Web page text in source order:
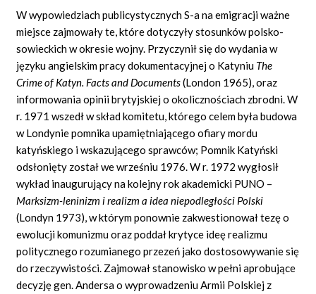
W wypowiedziach publicystycznych S-a na emigracji ważne
miejsce zajmowały te, które dotyczyły stosunków polsko-
sowieckich w okresie wojny. Przyczynił się do wydania w
języku angielskim pracy dokumentacyjnej o Katyniu The
Crimeof Katyn. Facts and Documents(London 1965), oraz
informowania opinii brytyjskiej o okolicznościach zbrodni. W
r. 1971 wszedł w skład komitetu, którego celem była budowa
w Londynie pomnika upamiętniającego ofiary mordu
katyńskiego i wskazującego sprawców; Pomnik Katyński
odsłonięty został we wrześniu 1976. W r. 1972 wygłosił
wykład inaugurujący na kolejny rok akademicki PUNO –
Marksizm-leninizm i realizm a idea niepodległości Polski
(Londyn 1973), w którym ponownie zakwestionował tezę o
ewolucji komunizmu oraz poddał krytyce ideę realizmu
politycznego rozumianego przezeń jako dostosowywanie się
do rzeczywistości. Zajmował stanowisko w pełni aprobujące
decyzję gen. Andersa o wyprowadzeniu Armii Polskiej z